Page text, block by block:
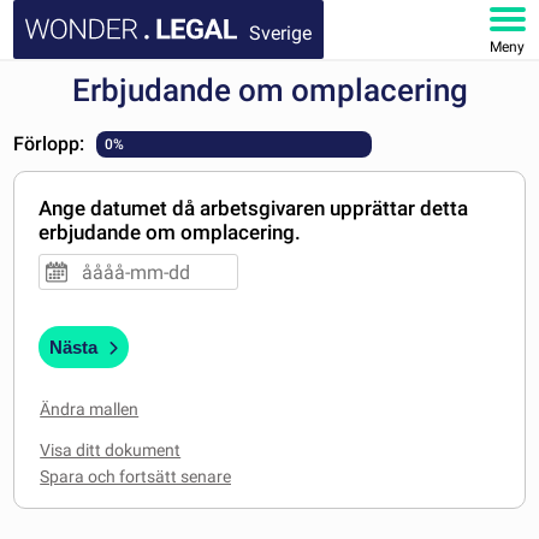
Sverige
Meny
STARTSIDA
DOKUMENT
FAQ
MITT KONTO
Erbjudande om omplacering
Förlopp: 0%
Ange datumet då arbetsgivaren upprättar detta
erbjudande om omplacering.
Nästa
Ändra mallen
Visa ditt dokument